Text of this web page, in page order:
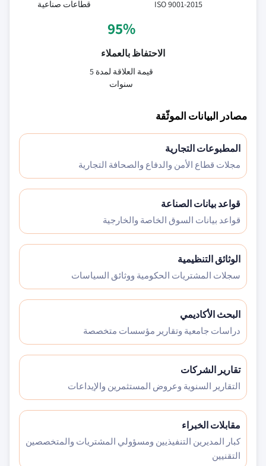
ISO 9001-2015 قطاعات صناعية
95%
الاحتفاظ بالعملاء
قيمة العلاقة لمدة 5
سنوات
مصادر البيانات الموثّقة
المطبوعات التجارية
مجلات قطاع الأمن والدفاع والصحافة التجارية
قواعد بيانات الصناعة
قواعد بيانات السوق الخاصة والخارجية
الوثائق التنظيمية
سجلات المشتريات الحكومية ووثائق السياسات
البحث الأكاديمي
دراسات جامعية وتقارير مؤسسات متخصصة
تقارير الشركات
التقارير السنوية وعروض المستثمرين والإيداعات
مقابلات الخبراء
كبار المديرين التنفيذيين ومسؤولي المشتريات والمتخصصين
التقنيين